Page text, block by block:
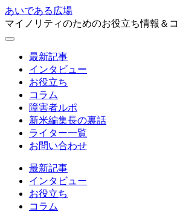
あいである広場
マイノリティのためのお役立ち情報＆
最新記事
インタビュー
お役立ち
コラム
障害者ルポ
新米編集長の裏話
ライター一覧
お問い合わせ
最新記事
インタビュー
お役立ち
コラム